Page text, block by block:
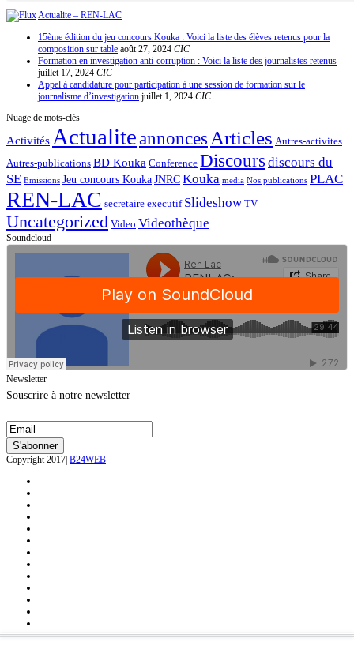
Actualite – REN-LAC
15ème édition du jeu concours Kouka : Voici la liste des élèves retenus pour la
composition sur table août 27, 2024 CIC
Formation en investigation anti-corruption : Voici la liste des journalistes retenus
juillet 17, 2024 CIC
Appel à candidature pour participation à une session de formation sur le
journalisme d’investigation juillet 1, 2024 CIC
Nuage de mots-clés
Activités Actualiteannonces Articles Autres-activites
Autres-publications BD Kouka Conference Discours discours du
SE Emissions Jeu concours KoukaJNRCKouka media Nos publications PLAC
REN-LAC secretaire executif Slideshow TV
Uncategorized Video Videothèque
Soundcloud
Newsletter
Souscrire à notre newsletter
Copyright 2017| B24WEB